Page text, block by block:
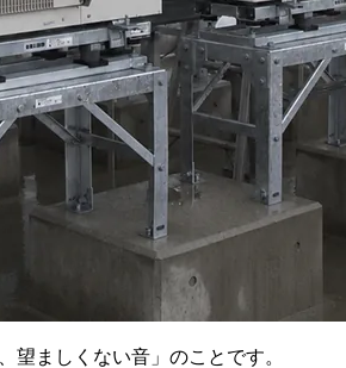
望ましくない音」のことです。